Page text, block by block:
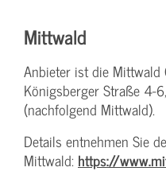
Mittwald
Anbieter ist die Mittwald
Königsberger Straße 4-
(nachfolgend Mittwald).
Details entnehmen Sie
Mittwald: https://